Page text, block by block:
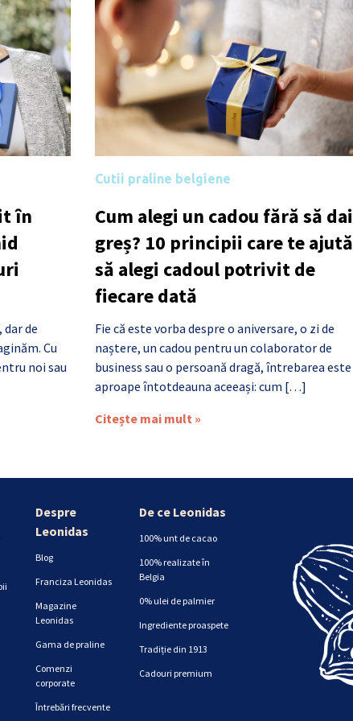
în
de
Cu
noi sau
Cutii praline belgiene
Cum alegi un cadou fără să dai
greș? 10 principii care te ajută
să alegi cadoul potrivit de
fiecare dată
Fie că este vorba despre o aniversare, o zi de
naștere, un cadou pentru un colaborator de
business sau o persoană dragă, întrebarea este
aproape întotdeauna aceeași: cum […]
Citește mai mult »
Despre
Leonidas
Blog
Franciza Leonidas
Magazine
Leonidas
Gama de praline
Comenzi
corporate
Întrebări frecvente
De ce Leonidas
100% unt de cacao
100% realizate în
Belgia
0% ulei de palmier
Ingrediente proaspete
Tradiție din 1913
Cadouri premium